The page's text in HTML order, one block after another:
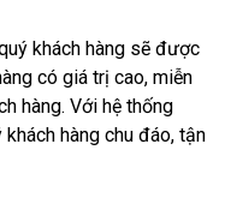
khách hàng sẽ được
có giá trị cao, miễn
hàng. Với hệ thống
hàng chu đáo, tận